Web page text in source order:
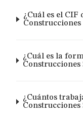
¿Cuál es el CIF
Construcciones
¿Cuál es la
Construcciones
¿Cuántos
Construcciones